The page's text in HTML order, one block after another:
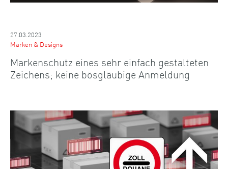
27.03.2023
Marken & Designs
Markenschutz eines sehr einfach gestalteten
Zeichens; keine bösgläubige Anmeldung